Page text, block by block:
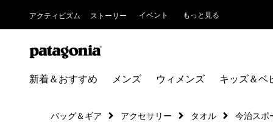
アクティビズム ストーリー イベント もっと見る
新着＆おすすめ メンズ ウィメンズ キッズ＆ベ
バッグ＆ギア アクセサリー タオル 今治スポ